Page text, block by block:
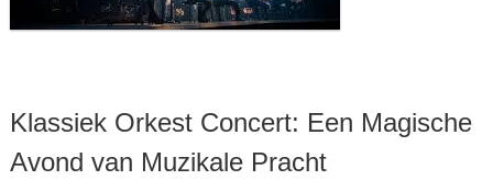
Klassiek Orkest Concert: Een Magische
Avond van Muzikale Pracht